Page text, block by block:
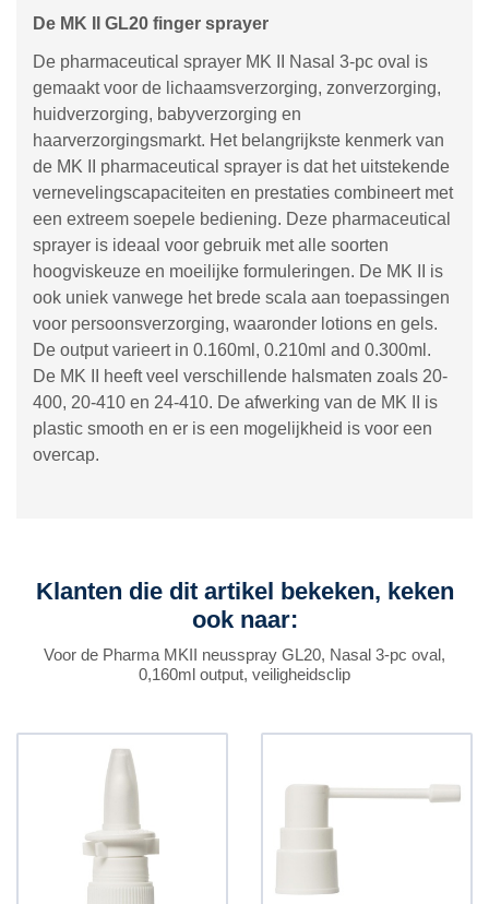
De MK II GL20 finger sprayer
De pharmaceutical sprayer MK II Nasal 3-pc oval is
gemaakt voor de lichaamsverzorging, zonverzorging,
huidverzorging, babyverzorging en
haarverzorgingsmarkt. Het belangrijkste kenmerk van
de MK II pharmaceutical sprayer is dat het uitstekende
vernevelingscapaciteiten en prestaties combineert met
een extreem soepele bediening. Deze pharmaceutical
sprayer is ideaal voor gebruik met alle soorten
hoogviskeuze en moeilijke formuleringen. De MK II is
ook uniek vanwege het brede scala aan toepassingen
voor persoonsverzorging, waaronder lotions en gels.
De output varieert in 0.160ml, 0.210ml and 0.300ml.
De MK II heeft veel verschillende halsmaten zoals 20-
400, 20-410 en 24-410. De afwerking van de MK II is
plastic smooth en er is een mogelijkheid is voor een
overcap.
Klanten die dit artikel bekeken, keken
ook naar:
Voor de Pharma MKII neusspray GL20, Nasal 3-pc oval,
0,160ml output, veiligheidsclip